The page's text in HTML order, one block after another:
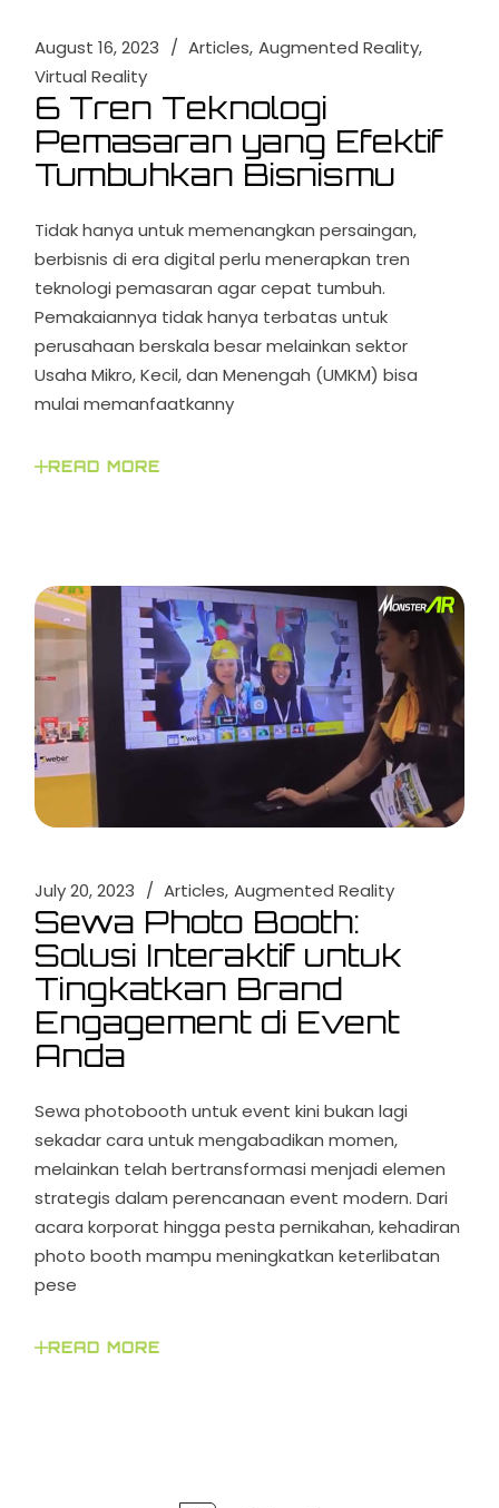
August 16, 2023 Articles Augmented Reality
Virtual Reality
6 Tren Teknologi
Pemasaran yang Efektif
Tumbuhkan Bisnismu
Tidak hanya untuk memenangkan persaingan,
berbisnis di era digital perlu menerapkan tren
teknologi pemasaran agar cepat tumbuh.
Pemakaiannya tidak hanya terbatas untuk
perusahaan berskala besar melainkan sektor
Usaha Mikro, Kecil, dan Menengah (UMKM) bisa
mulai memanfaatkanny
READ MORE
July 20, 2023 Articles Augmented Reality
Sewa Photo Booth:
Solusi Interaktif untuk
Tingkatkan Brand
Engagement di Event
Anda
Sewa photobooth untuk event kini bukan lagi
sekadar cara untuk mengabadikan momen,
melainkan telah bertransformasi menjadi elemen
strategis dalam perencanaan event modern. Dari
acara korporat hingga pesta pernikahan, kehadiran
photo booth mampu meningkatkan keterlibatan
pese
READ MORE